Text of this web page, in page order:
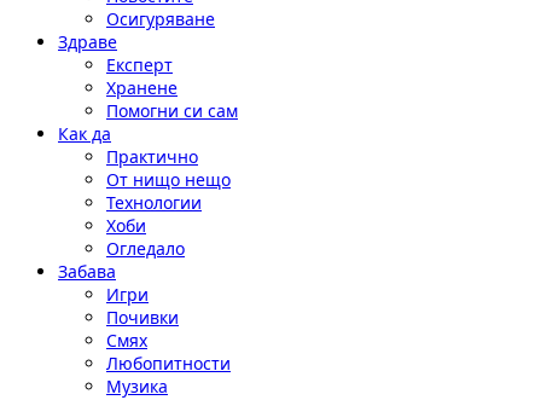
Осигуряване
Здраве
Експерт
Хранене
Помогни си сам
Как да
Практично
От нищо нещо
Технологии
Хоби
Огледало
Забава
Игри
Почивки
Смях
Любопитности
Музика